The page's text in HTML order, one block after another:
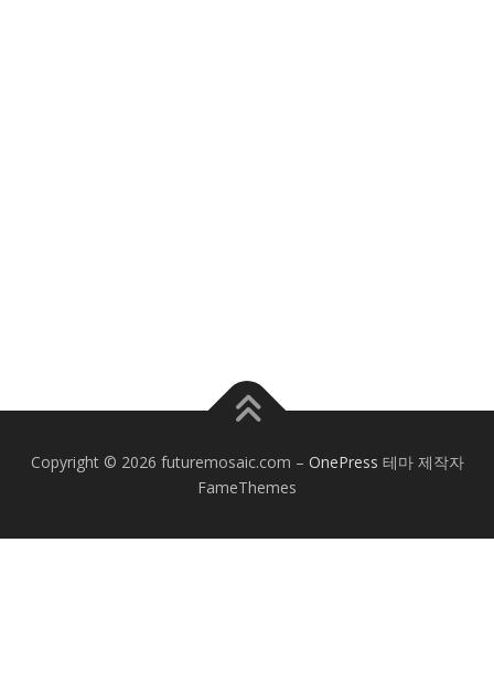
Copyright © 2026 futuremosaic.com – OnePress 테마 제작자
FameThemes